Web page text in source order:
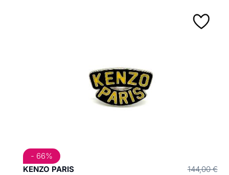
KENZO PARIS
144,00 €
- 66%